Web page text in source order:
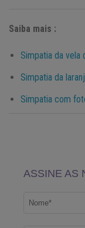
Saiba mais :
Simpatia da vela
Simpatia da
Simpatia com